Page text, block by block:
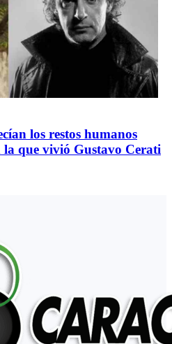
los restos humanos
la que vivió Gustavo Cerati